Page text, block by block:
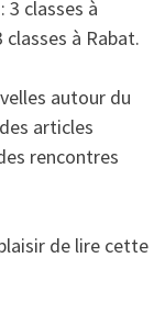
3 classes à
classes à Rabat.
autour du
articles
rencontres
de lire cette